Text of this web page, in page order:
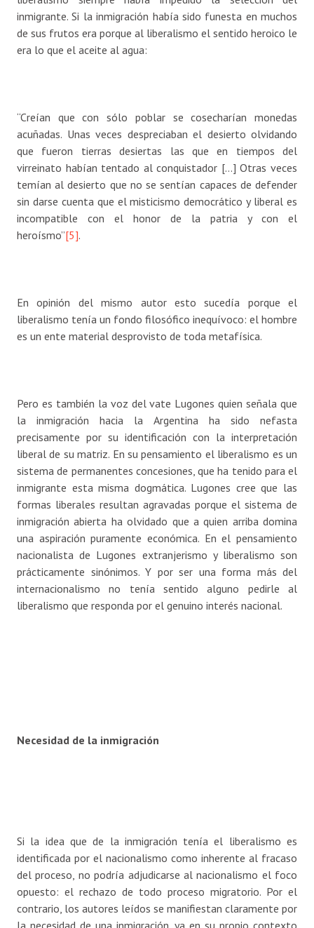
inmigrante. Si la inmigración había sido funesta en muchos
de sus frutos era porque al liberalismo el sentido heroico le
era lo que el aceite al agua:
“Creían que con sólo poblar se cosecharían monedas
acuñadas. Unas veces despreciaban el desierto olvidando
que fueron tierras desiertas las que en tiempos del
virreinato habían tentado al conquistador […] Otras veces
temían al desierto que no se sentían capaces de defender
sin darse cuenta que el misticismo democrático y liberal es
incompatible con el honor de la patria y con el
heroísmo”[5].
En opinión del mismo autor esto sucedía porque el
liberalismo tenía un fondo filosófico inequívoco: el hombre
es un ente material desprovisto de toda metafísica.
Pero es también la voz del vate Lugones quien señala que
la inmigración hacia la Argentina ha sido nefasta
precisamente por su identificación con la interpretación
liberal de su matriz. En su pensamiento el liberalismo es un
sistema de permanentes concesiones, que ha tenido para el
inmigrante esta misma dogmática. Lugones cree que las
formas liberales resultan agravadas porque el sistema de
inmigración abierta ha olvidado que a quien arriba domina
una aspiración puramente económica. En el pensamiento
nacionalista de Lugones extranjerismo y liberalismo son
prácticamente sinónimos. Y por ser una forma más del
internacionalismo no tenía sentido alguno pedirle al
liberalismo que responda por el genuino interés nacional.
Necesidad de la inmigración
Si la idea que de la inmigración tenía el liberalismo es
identificada por el nacionalismo como inherente al fracaso
del proceso, no podría adjudicarse al nacionalismo el foco
opuesto: el rechazo de todo proceso migratorio. Por el
contrario, los autores leídos se manifiestan claramente por
la necesidad de una inmigración, ya en su propio contexto